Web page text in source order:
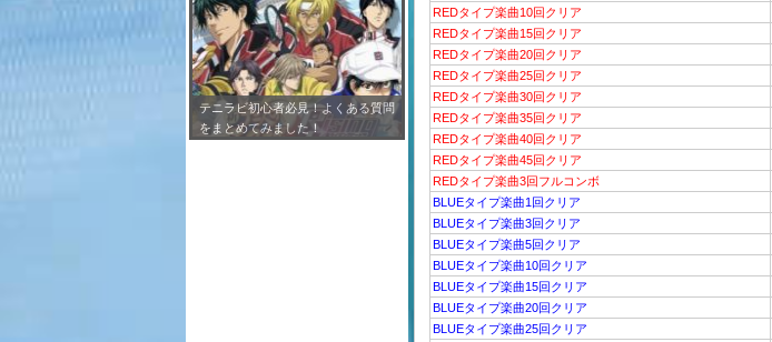
テニラビ初心者必見！よくある質問
をまとめてみました！
REDタイプ楽曲10回クリア
REDタイプ楽曲15回クリア
REDタイプ楽曲20回クリア
REDタイプ楽曲25回クリア
REDタイプ楽曲30回クリア
REDタイプ楽曲35回クリア
REDタイプ楽曲40回クリア
REDタイプ楽曲45回クリア
REDタイプ楽曲3回フルコンボ
BLUEタイプ楽曲1回クリア
BLUEタイプ楽曲3回クリア
BLUEタイプ楽曲5回クリア
BLUEタイプ楽曲10回クリア
BLUEタイプ楽曲15回クリア
BLUEタイプ楽曲20回クリア
BLUEタイプ楽曲25回クリア